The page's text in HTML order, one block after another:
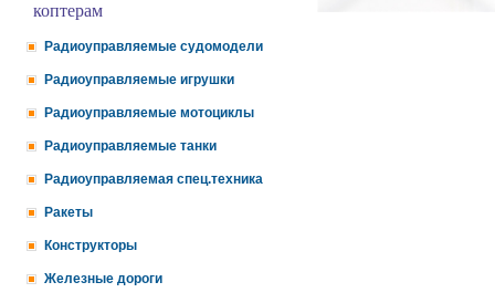
коптерам
Радиоуправляемые судомодели
Радиоуправляемые игрушки
Радиоуправляемые мотоциклы
Радиоуправляемые танки
Радиоуправляемая спец.техника
Ракеты
Конструкторы
Железные дороги